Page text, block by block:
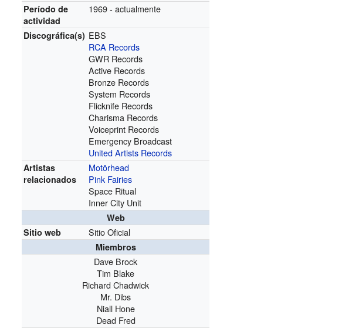
Período de
actividad
1969 - actualmente
Discográfica(s) EBS
RCA Records
GWR Records
Active Records
Bronze Records
System Records
Flicknife Records
Charisma Records
Voiceprint Records
Emergency Broadcast
United Artists Records
Artistas
relacionados
Motörhead
Pink Fairies
Space Ritual
Inner City Unit
Web
Sitio web
Sitio Oficial
Miembros
Dave Brock
Tim Blake
Richard Chadwick
Mr. Dibs
Niall Hone
Dead Fred